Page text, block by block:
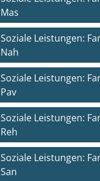
Mas
Soziale Leistungen:
Nah
Soziale Leistungen:
Pav
Soziale Leistungen:
Reh
Soziale Leistungen:
San